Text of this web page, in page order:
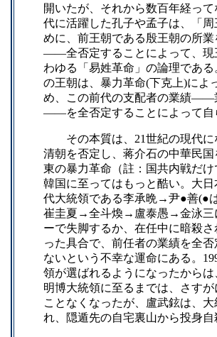
開いたが、それから数百年経っ
代に活躍した孔子や孟子は、「
めに、前王朝である殷王朝の所
――全否定することによって、現
わゆる「易姓革命」の論理であ
の王朝は、暴力革命(下克上)によ
め、この前代の支配者の業績――
――を全否定することによって自
その本質は、21世紀の現代に
清朝を否定し、蒋介石の中華民
東の暴力革命（註：国共内戦だ
韓国に至ってはもっと酷い。大
代大統領である李承晩→尹●善(●
崔圭夏→全斗煥→盧泰愚→金泳三
ーで失脚するか、在任中に暗殺
った具合で、前任者の業績を全
ないという不幸な運命にある。
領が選ばれるようになったから
明博大統領に至るまでは、さす
ことなくなったが、盧武鉉は、
れ、隠遁先の自宅裏山から投身